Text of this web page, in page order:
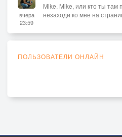
вчера
23:59
Mike. Mike, или кто ты там
незаходи ко мне на
ПОЛЬЗОВАТЕЛИ ОНЛАЙН